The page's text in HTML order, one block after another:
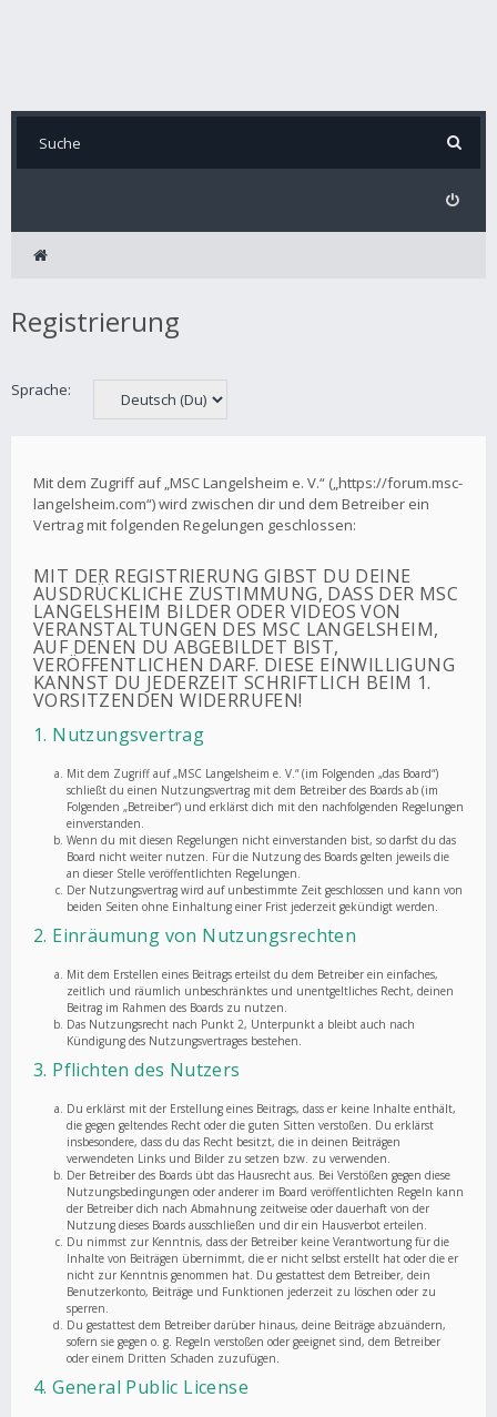
Registrierung
Sprache:
Mit dem Zugriff auf „MSC Langelsheim e. V.“ („https://forum.msc-
langelsheim.com“) wird zwischen dir und dem Betreiber ein
Vertrag mit folgenden Regelungen geschlossen:
MIT DER REGISTRIERUNG GIBST DU DEINE
AUSDRÜCKLICHE ZUSTIMMUNG, DASS DER MSC
LANGELSHEIM BILDER ODER VIDEOS VON
VERANSTALTUNGEN DES MSC LANGELSHEIM,
AUF DENEN DU ABGEBILDET BIST,
VERÖFFENTLICHEN DARF. DIESE EINWILLIGUNG
KANNST DU JEDERZEIT SCHRIFTLICH BEIM 1.
VORSITZENDEN WIDERRUFEN!
1. Nutzungsvertrag
Mit dem Zugriff auf „MSC Langelsheim e. V.“ (im Folgenden „das Board“)
schließt du einen Nutzungsvertrag mit dem Betreiber des Boards ab (im
Folgenden „Betreiber“) und erklärst dich mit den nachfolgenden Regelungen
einverstanden.
Wenn du mit diesen Regelungen nicht einverstanden bist, so darfst du das
Board nicht weiter nutzen. Für die Nutzung des Boards gelten jeweils die
an dieser Stelle veröffentlichten Regelungen.
Der Nutzungsvertrag wird auf unbestimmte Zeit geschlossen und kann von
beiden Seiten ohne Einhaltung einer Frist jederzeit gekündigt werden.
2. Einräumung von Nutzungsrechten
Mit dem Erstellen eines Beitrags erteilst du dem Betreiber ein einfaches,
zeitlich und räumlich unbeschränktes und unentgeltliches Recht, deinen
Beitrag im Rahmen des Boards zu nutzen.
Das Nutzungsrecht nach Punkt 2, Unterpunkt a bleibt auch nach
Kündigung des Nutzungsvertrages bestehen.
3. Pflichten des Nutzers
Du erklärst mit der Erstellung eines Beitrags, dass er keine Inhalte enthält,
die gegen geltendes Recht oder die guten Sitten verstoßen. Du erklärst
insbesondere, dass du das Recht besitzt, die in deinen Beiträgen
verwendeten Links und Bilder zu setzen bzw. zu verwenden.
Der Betreiber des Boards übt das Hausrecht aus. Bei Verstößen gegen diese
Nutzungsbedingungen oder anderer im Board veröffentlichten Regeln kann
der Betreiber dich nach Abmahnung zeitweise oder dauerhaft von der
Nutzung dieses Boards ausschließen und dir ein Hausverbot erteilen.
Du nimmst zur Kenntnis, dass der Betreiber keine Verantwortung für die
Inhalte von Beiträgen übernimmt, die er nicht selbst erstellt hat oder die er
nicht zur Kenntnis genommen hat. Du gestattest dem Betreiber, dein
Benutzerkonto, Beiträge und Funktionen jederzeit zu löschen oder zu
sperren.
Du gestattest dem Betreiber darüber hinaus, deine Beiträge abzuändern,
sofern sie gegen o. g. Regeln verstoßen oder geeignet sind, dem Betreiber
oder einem Dritten Schaden zuzufügen.
4. General Public License